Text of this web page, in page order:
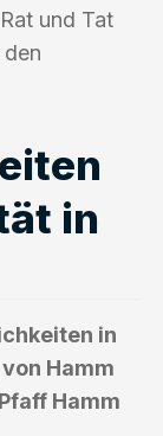
und Tat
in
in
Hamm
Hamm